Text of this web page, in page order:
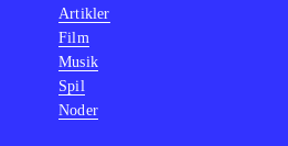
Artikler
Film
Musik
Spil
Noder